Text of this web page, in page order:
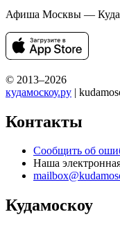
Афиша Москвы — Куда
© 2013–2026
кудамоскоу.ру |
Контакты
Сообщить об
Наша
Кудамоскоу